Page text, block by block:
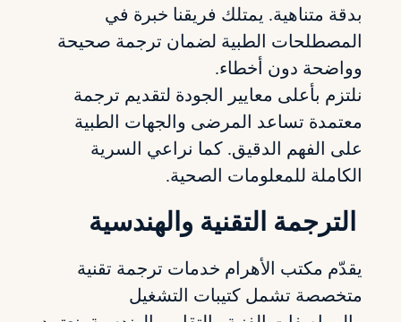
بدقة متناهية. يمتلك فريقنا خبرة في
المصطلحات الطبية لضمان ترجمة صحيحة
وواضحة دون أخطاء.
نلتزم بأعلى معايير الجودة لتقديم ترجمة
معتمدة تساعد المرضى والجهات الطبية
على الفهم الدقيق. كما نراعي السرية
الكاملة للمعلومات الصحية.
الترجمة التقنية والهندسية
يقدّم مكتب الأهرام خدمات ترجمة تقنية
متخصصة تشمل كتيبات التشغيل